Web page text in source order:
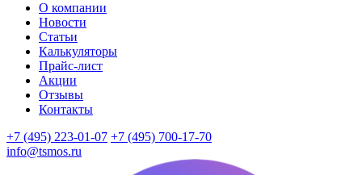
О компании
Новости
Статьи
Калькуляторы
Прайс-лист
Акции
Отзывы
Контакты
+7 (495) 223-01-07 +7 (495) 700-17-70
info@tsmos.ru